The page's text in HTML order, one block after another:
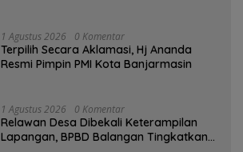
1 Agustus 2026 0 Komentar
‎Terpilih Secara Aklamasi, Hj Ananda
Resmi Pimpin PMI Kota Banjarmasin
1 Agustus 2026 0 Komentar
Relawan Desa Dibekali Keterampilan
Lapangan, BPBD Balangan Tingkatkan